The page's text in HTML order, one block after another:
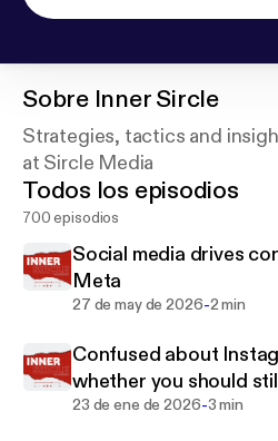
Sobre Inner Sircle
Strategies, tactics and
at Sircle Media
Todos los episodios
700 episodios
Social media drives
Meta
27 de may de 2026-2 min
Confused about
whether you should
clear it up.
23 de ene de 2026-3 min